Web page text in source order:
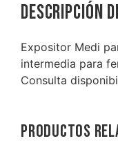
Descripción
Expositor Medi
intermedia para
Consulta
Productos